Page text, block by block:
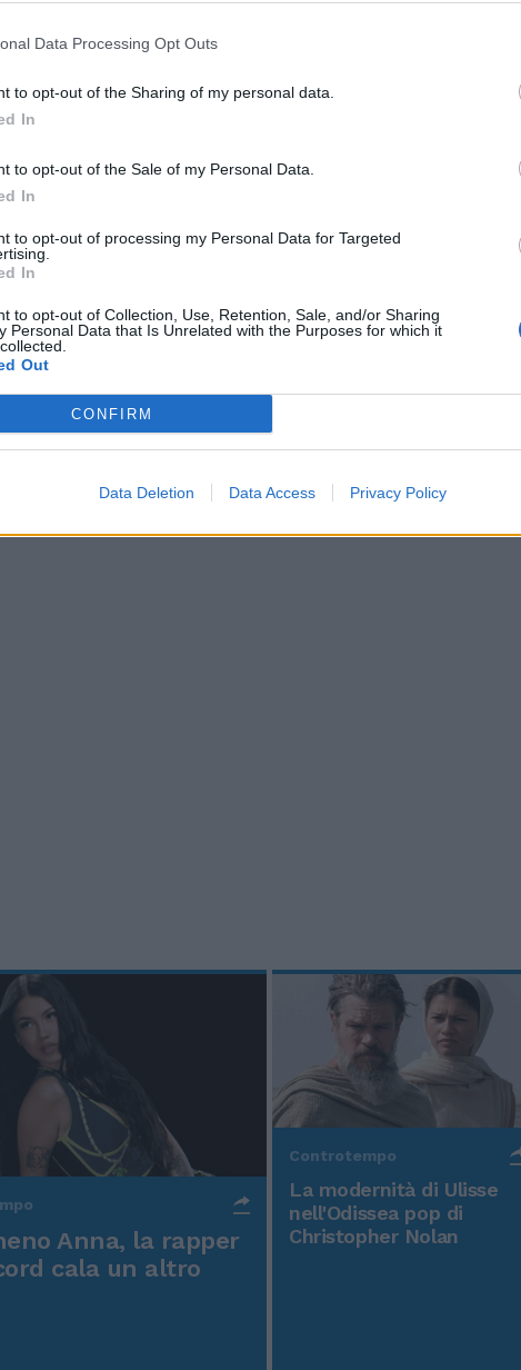
Data Processing Opt Outs
to opt-out of the Sharing of my personal data.
In
to opt-out of the Sale of my Personal Data.
In
to opt-out of processing my Personal Data for Targeted
In
to opt-out of Collection, Use, Retention, Sale, and/or Sharing
Personal Data that Is Unrelated with the Purposes for which it
Out
CONFIRM
Data Deletion Data Access Privacy Policy
Rudy Giuliani a Come States?
americana
Anna, la rapper
cala un altro
Controtempo
La modernità di Ulisse
nell'Odissea pop di
Christopher Nolan